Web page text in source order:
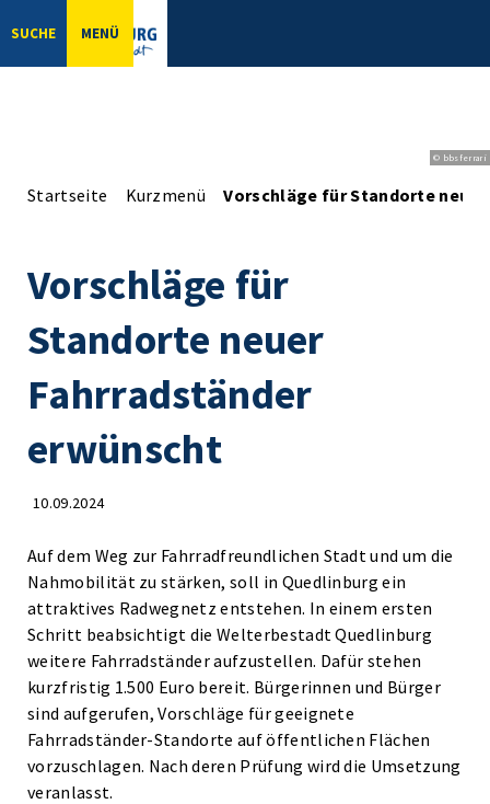
SUCHE MENÜ
© bbsferrari
Startseite Kurzmenü Vorschläge für Standorte
Vorschläge für
Standorte neuer
Fahrradständer
erwünscht
10.09.2024
Auf dem Weg zur Fahrradfreundlichen Stadt und um die
Nahmobilität zu stärken, soll in Quedlinburg ein
attraktives Radwegnetz entstehen. In einem ersten
Schritt beabsichtigt die Welterbestadt Quedlinburg
weitere Fahrradständer aufzustellen. Dafür stehen
kurzfristig 1.500 Euro bereit. Bürgerinnen und Bürger
sind aufgerufen, Vorschläge für geeignete
Fahrradständer-Standorte auf öffentlichen Flächen
vorzuschlagen. Nach deren Prüfung wird die Umsetzung
veranlasst.